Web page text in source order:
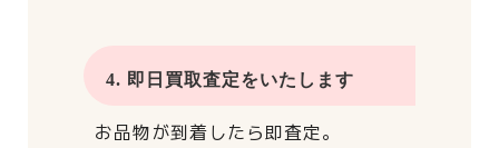
4. 即日買取査定をいたします
お品物が到着したら即査定。